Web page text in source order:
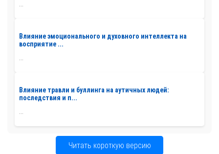
...
Влияние эмоционального и духовного интеллекта на
восприятие ...
...
Влияние травли и буллинга на аутичных людей:
последствия и п...
Читать короткую версию